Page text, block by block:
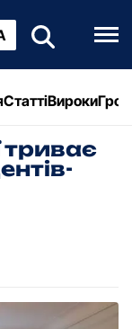
СтаттіВироки
триває